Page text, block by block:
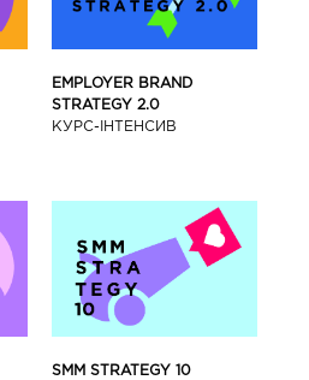
EMPLOYER BRAND
STRATEGY 2.0
КУРС-IНТЕНСИВ
SMM STRATEGY 10